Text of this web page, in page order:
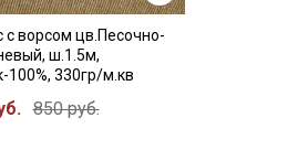
ворсом цв.Песочно-
ш.1.5м,
100%, 330гр/м.кв
850 руб.